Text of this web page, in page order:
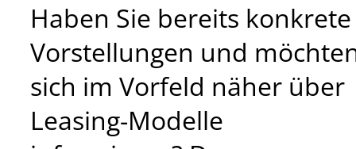
Haben Sie bereits konkrete
Vorstellungen und
sich im Vorfeld näher über
Leasing-Modelle